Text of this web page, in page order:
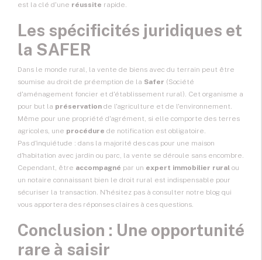
est la clé d'une réussite rapide.
Les spécificités juridiques et
la SAFER
Dans le monde rural, la vente de biens avec du terrain peut être
soumise au droit de préemption de la Safer (Société
d'aménagement foncier et d'établissement rural). Cet organisme a
pour but la préservation de l'agriculture et de l'environnement.
Même pour une propriété d'agrément, si elle comporte des terres
agricoles, une procédure de notification est obligatoire.
Pas d'inquiétude : dans la majorité des cas pour une maison
d'habitation avec jardin ou parc, la vente se déroule sans encombre.
Cependant, être accompagné par un expert immobilier rural ou
un notaire connaissant bien le droit rural est indispensable pour
sécuriser la transaction. N'hésitez pas à consulter notre blog qui
vous apportera des réponses claires à ces questions.
Conclusion : Une opportunité
rare à saisir